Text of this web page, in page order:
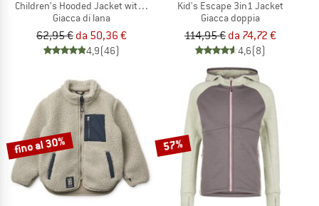
Children's Hooded Jacket with Wooden Buttons
Giacca di lana
62,95 € da 50,36 €
4,9(46)
Kid's Escape 3in1 Jacket
Giacca doppia
114,95 € da 74,72 €
4,6(8)
fino al 30% 57%